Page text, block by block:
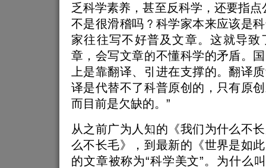
乏科学素养，甚至反科学，还要指点
不是很滑稽吗？科学家本来应该是
家往往写不好普及文章。这就导致
章，会写文章的不懂科学的矛盾。
上是靠翻译、引进在支撑的。翻译
译是代替不了科普原创的，只有原
而目前是欠缺的。”
从之前广为人知的《我们为什么不
么不长毛》，到最新的《世界是如
的文章被称为“科学美文”。为什么